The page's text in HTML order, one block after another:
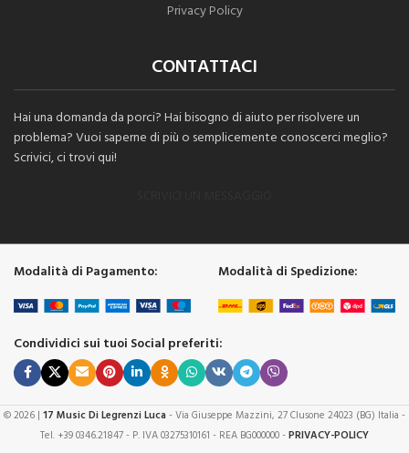
Privacy Policy
CONTATTACI
Hai una domanda da porci? Hai bisogno di aiuto per risolvere un
problema? Vuoi saperne di più o semplicemente conoscerci meglio?
Scrivici, ci trovi qui!
Modalità di Pagamento: Modalità di Spedizione:
Condividici sui tuoi Social preferiti:
© 2026 | 17 Music Di Legrenzi Luca - Via Giuseppe Mazzini, 27 Clusone 24023 (BG) Italia -
Tel. +39 0346.21847 - P. IVA 03275310161 - REA BG000000 -PRIVACY-POLICY